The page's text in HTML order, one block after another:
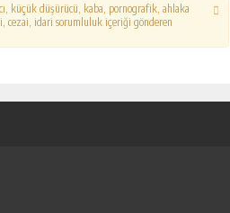
küçük düşürücü, kaba, pornografik, ahlaka
cezai, idari sorumluluk içeriği gönderen